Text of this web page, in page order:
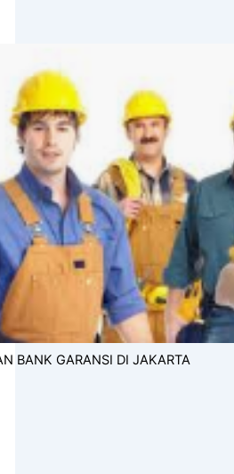
BANK GARANSI DI JAKARTA